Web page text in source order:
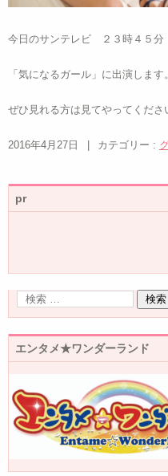
今日のサンテレビ ２３時４５
「気になるガール」に出演します。
ぜひ見れる方は見てやってくださ
2016年4月27日 カテゴリー :
pr
エンタメ★ワンダーランド